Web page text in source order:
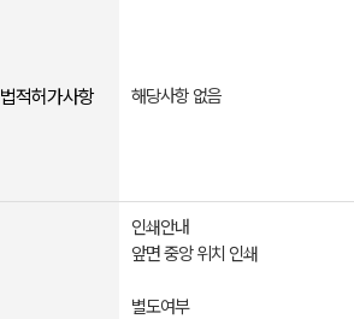
법적허가사항 해당사항 없음
인쇄안내
앞면 중앙 위치 인쇄
별도여부